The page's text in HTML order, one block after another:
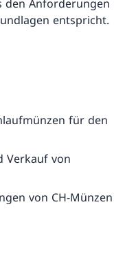
den Anforderungen
entspricht.
für den
Verkauf von
von CH-Münzen